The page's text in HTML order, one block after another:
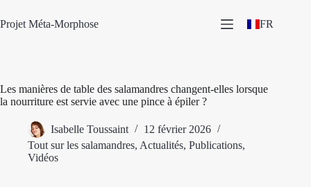
au
contenu
Projet Méta-Morphose FR
Les manières de table des salamandres changent-elles lorsque
la nourriture est servie avec une pince à épiler ?
Isabelle Toussaint
12 février 2026
Tout sur les salamandres, Actualités, Publications,
Vidéos